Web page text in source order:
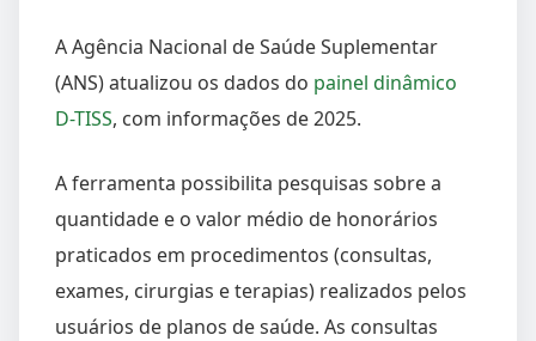
A Agência Nacional de Saúde Suplementar
(ANS) atualizou os dados do painel dinâmico
D-TISS, com informações de 2025.
A ferramenta possibilita pesquisas sobre a
quantidade e o valor médio de honorários
praticados em procedimentos (consultas,
exames, cirurgias e terapias) realizados pelos
usuários de planos de saúde. As consultas